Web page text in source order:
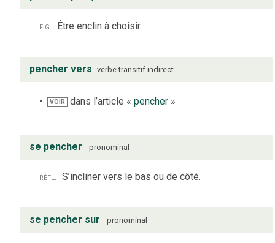
fig. Être enclin à choisir.
pencher vers verbe transitif indirect
VOIR dans l’article «pencher »
se pencher pronominal
réfl. S’incliner vers le bas ou de côté.
se pencher sur pronominal